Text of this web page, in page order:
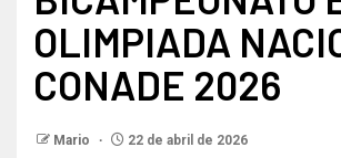
OLIMPIADA
CONADE 2026
Mario 22 de abril de 2026